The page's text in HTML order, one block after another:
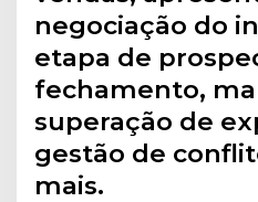
negociação do
etapa de
fechamento,
superação de
gestão de
mais.